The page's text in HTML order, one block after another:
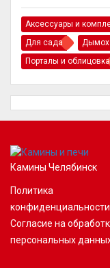
Аксессуары и
Для сада
Порталы и облицовка
Камины Челябинск
Политика
конфиденциальности
Согласие на
персональных